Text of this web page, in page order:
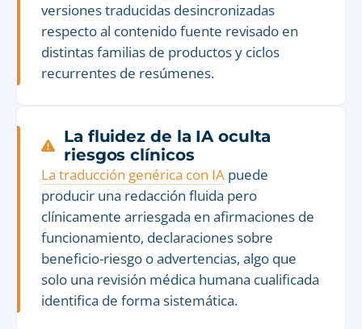
versiones traducidas desincronizadas
respecto al contenido fuente revisado en
distintas familias de productos y ciclos
recurrentes de resúmenes.
La fluidez de la IA oculta
riesgos clínicos
La traducción genérica con IA puede
producir una redacción fluida pero
clínicamente arriesgada en afirmaciones de
funcionamiento, declaraciones sobre
beneficio-riesgo o advertencias, algo que
solo una revisión médica humana cualificada
identifica de forma sistemática.